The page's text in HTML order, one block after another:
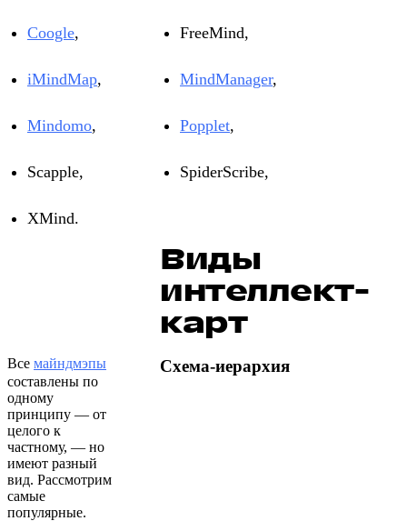
Coogle, FreeMind,
iMindMap, MindManager,
Mindomo, Popplet,
Scapple, SpiderScribe,
XMind.
Виды
интеллект-
карт
Все майндмэпы
составлены по
одному
принципу — от
целого к
частному, — но
имеют разный
вид. Рассмотрим
самые
популярные.
Схема-иерархия